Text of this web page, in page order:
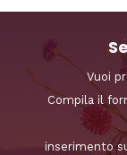
Vuoi
Compila il
inserimento